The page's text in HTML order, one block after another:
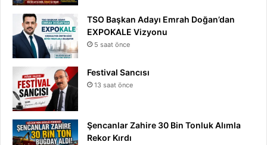
TSO Başkan Adayı Emrah Doğan’dan
EXPOKALE Vizyonu
5 saat önce
Festival Sancısı
13 saat önce
Şencanlar Zahire 30 Bin Tonluk Alımla
Rekor Kırdı